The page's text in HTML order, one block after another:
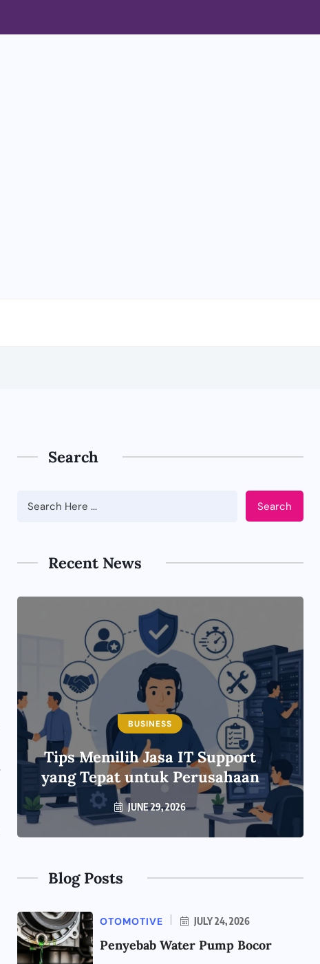
Search
Search
Recent News
BUSINESS
Tips Memilih Jasa IT Support
yang Tepat untuk Perusahaan
JUNE 29, 2026
Blog Posts
OTOMOTIVE JULY 24, 2026
Penyebab Water Pump Bocor